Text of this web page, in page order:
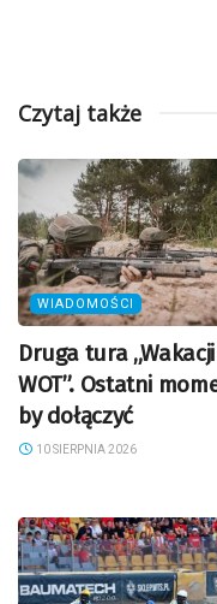
Czytaj także
WIADOMOŚCI
Druga tura
WOT”. Ostatni
by dołączyć
10 SIERPNIA 2026